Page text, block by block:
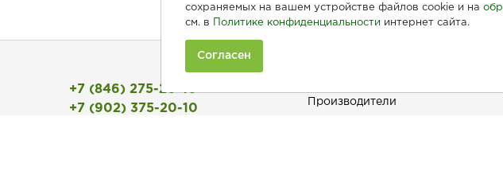
+7 (846) 275-20-10
+7 (902) 375-20-10
Производители
сохраняемых на вашем устройстве файлов cookie и на
см. в
Политике конфиденциальности интернет сайта.
Согласен